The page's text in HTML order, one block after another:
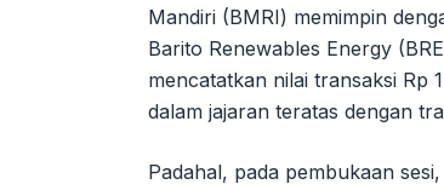
Mandiri (BMRI) memimpin
Barito Renewables Energy
mencatatkan nilai transaksi Rp
dalam jajaran teratas dengan
Padahal, pada pembukaan